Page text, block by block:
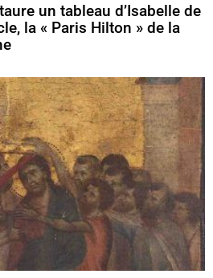
un tableau d’Isabelle de
la « Paris Hilton » de la